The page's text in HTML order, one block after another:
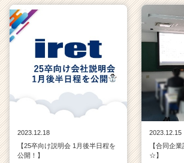
2023.12.18
【25卒向け説明会 1月後半日程を
公開！】
2023.12.15
【合同企
☆】